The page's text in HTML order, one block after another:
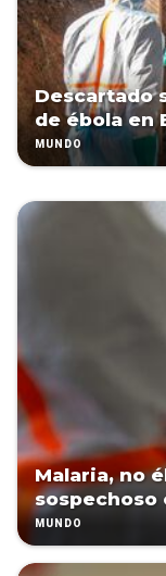
Descartado
de ébola en
MUNDO
Malaria, no
sospechoso
MUNDO